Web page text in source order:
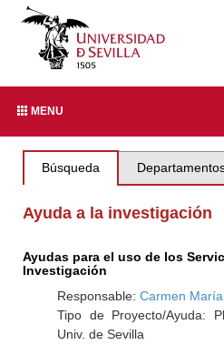
MENU
Búsqueda
Ayuda a la investigación
Ayudas para el uso de los
Investigación
Responsable: Carmen
Tipo de Proyecto/Ayuda:
Univ. de Sevilla